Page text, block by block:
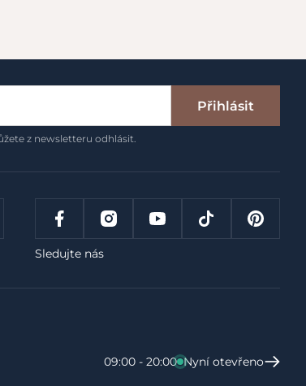
Přihlásit
z newsletteru odhlásit.
Sledujte nás
09:00 - 20:00 Nyní otevřeno